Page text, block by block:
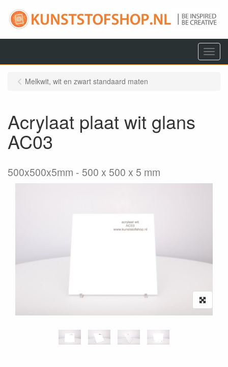
Menu
Melkwit, wit en zwart standaard maten
Acrylaat plaat wit glans
AC03
500x500x5mm 500 x 500 x 5 mm